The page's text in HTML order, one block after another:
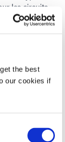
the best
our cookies if
les circuits
contre
les
Ces
plus de
en